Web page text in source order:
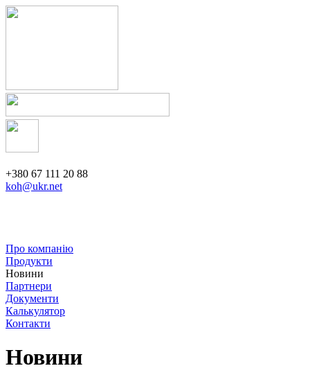
+380 67 111 20 88
koh@ukr.net
Про компанію
Продукти
Новини
Партнери
Документи
Калькулятор
Контакти
Новини